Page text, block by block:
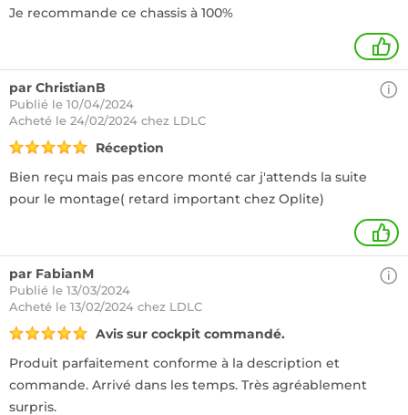
Je recommande ce chassis à 100%
1
par ChristianB
Publié le 10/04/2024
Acheté le 24/02/2024 chez LDLC
Réception
Bien reçu mais pas encore monté car j'attends la suite
pour le montage( retard important chez Oplite)
+
par FabianM
Publié le 13/03/2024
Acheté le 13/02/2024 chez LDLC
Avis sur cockpit commandé.
Produit parfaitement conforme à la description et
commande. Arrivé dans les temps. Très agréablement
surpris.